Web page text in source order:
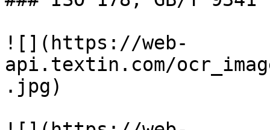
![](https://web-
api.textin.com/
.jpg)